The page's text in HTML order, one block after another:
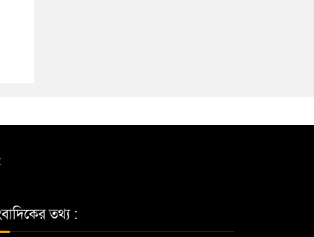
তথ্য :